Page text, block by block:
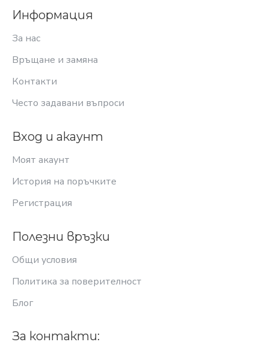
Информация
За нас
Връщане и замяна
Контакти
Често задавани въпроси
Вход и акаунт
Моят акаунт
История на поръчките
Регистрация
Полезни връзки
Общи условия
Политика за поверителност
Блог
За контакти: